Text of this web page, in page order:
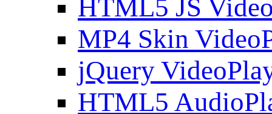
HTML5 JS
MP4 Skin
jQuery
HTML5